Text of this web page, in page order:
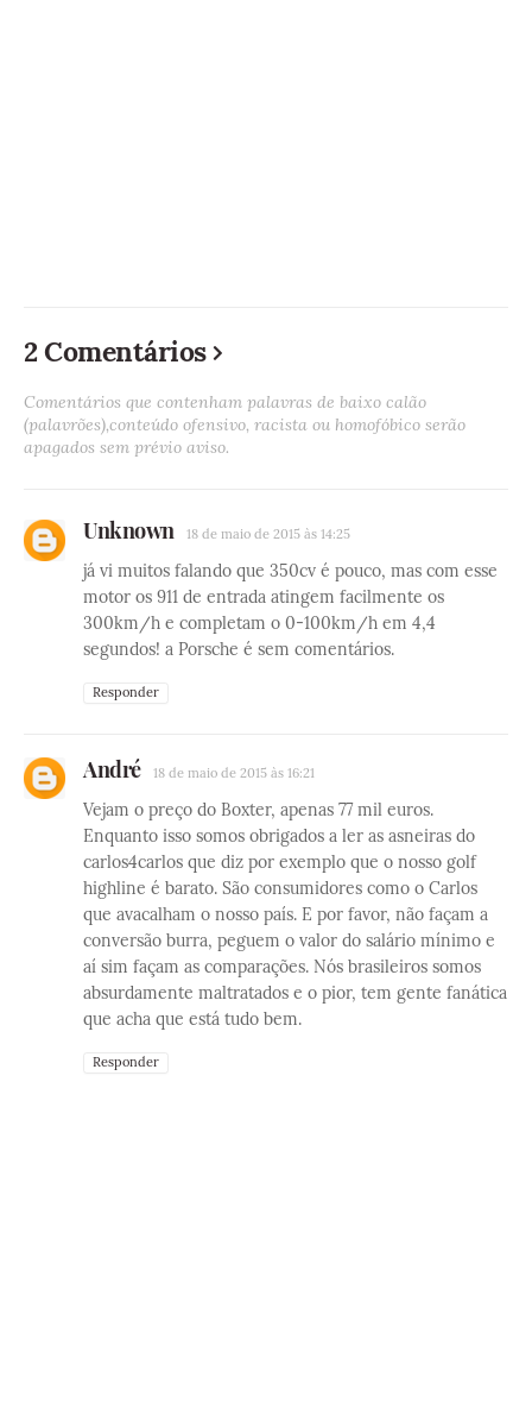
2 Comentários
Comentários que contenham palavras de baixo calão
(palavrões),conteúdo ofensivo, racista ou homofóbico serão
apagados sem prévio aviso.
Unknown 18 de maio de 2015 às 14:25
já vi muitos falando que 350cv é pouco, mas com esse
motor os 911 de entrada atingem facilmente os
300km/h e completam o 0-100km/h em 4,4
segundos! a Porsche é sem comentários.
Responder
André 18 de maio de 2015 às 16:21
Vejam o preço do Boxter, apenas 77 mil euros.
Enquanto isso somos obrigados a ler as asneiras do
carlos4carlos que diz por exemplo que o nosso golf
highline é barato. São consumidores como o Carlos
que avacalham o nosso país. E por favor, não façam a
conversão burra, peguem o valor do salário mínimo e
aí sim façam as comparações. Nós brasileiros somos
absurdamente maltratados e o pior, tem gente fanática
que acha que está tudo bem.
Responder